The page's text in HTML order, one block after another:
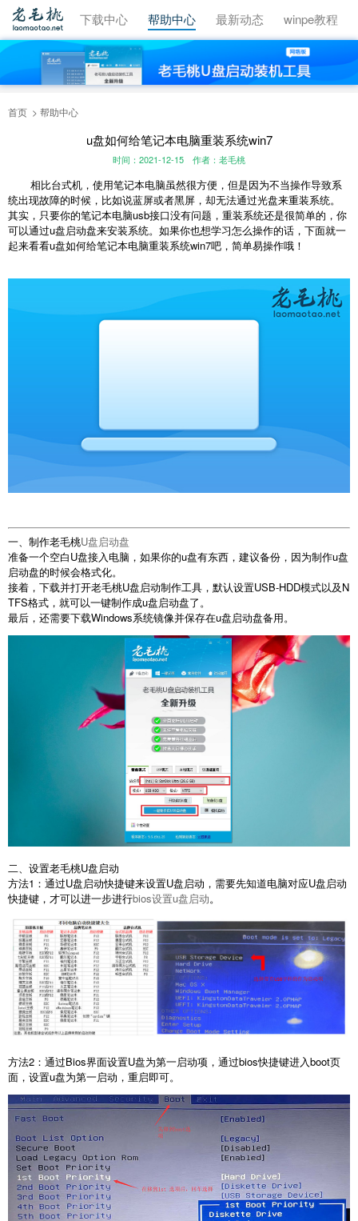
视频教程 下载中心 帮助中心 最新动态 winpe教程
首页 帮助中心
u盘如何给笔记本电脑重装系统win7
时间：2021-12-15 作者：老毛桃
相比台式机，使用笔记本电脑虽然很方便，但是因为不当操作导致系
统出现故障的时候，比如说蓝屏或者黑屏，却无法通过光盘来重装系统。
其实，只要你的笔记本电脑usb接口没有问题，重装系统还是很简单的，你
可以通过u盘启动盘来安装系统。如果你也想学习怎么操作的话，下面就一
起来看看u盘如何给笔记本电脑重装系统win7吧，简单易操作哦！
一、制作老毛桃U盘启动盘
准备一个空白U盘接入电脑，如果你的u盘有东西，建议备份，因为制作u盘
启动盘的时候会格式化。
接着，下载并打开老毛桃U盘启动制作工具，默认设置USB-HDD模式以及N
TFS格式，就可以一键制作成u盘启动盘了。
最后，还需要下载Windows系统镜像并保存在u盘启动盘备用。
二、设置老毛桃U盘启动
方法1：通过U盘启动快捷键来设置U盘启动，需要先知道电脑对应U盘启动
快捷键，才可以进一步进行bios设置u盘启动。
方法2：通过Bios界面设置U盘为第一启动项，通过bios快捷键进入boot页
面，设置u盘为第一启动，重启即可。